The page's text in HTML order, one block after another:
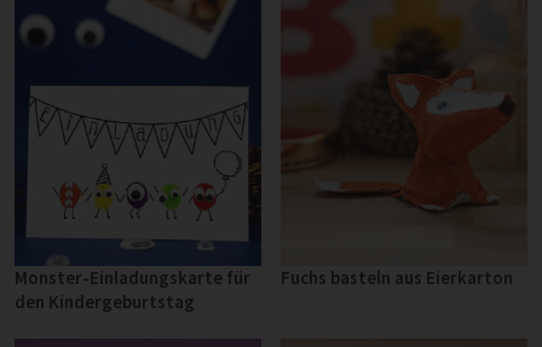
Monster-Einladungskarte für
den Kindergeburtstag
Fuchs basteln aus Eierkarton